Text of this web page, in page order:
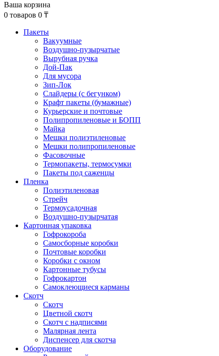
Ваша корзина
0 товаров 0 ₸
Пакеты
Вакуумные
Воздушно-пузырчатые
Вырубная ручка
Дой-Пак
Для мусора
Зип-Лок
Слайдеры (с бегунком)
Крафт пакеты (бумажные)
Курьерские и почтовые
Полипропиленовые и БОПП
Майка
Мешки полиэтиленовые
Мешки полипропиленовые
Фасовочные
Термопакеты, термосумки
Пакеты под саженцы
Пленка
Полиэтиленовая
Стрейч
Термоусадочная
Воздушно-пузырчатая
Картонная упаковка
Гофрокороба
Самосборные коробки
Почтовые коробки
Коробки с окном
Картонные тубусы
Гофрокартон
Самоклеющиеся карманы
Скотч
Скотч
Цветной скотч
Скотч с надписями
Малярная лента
Диспенсер для скотча
Оборудование